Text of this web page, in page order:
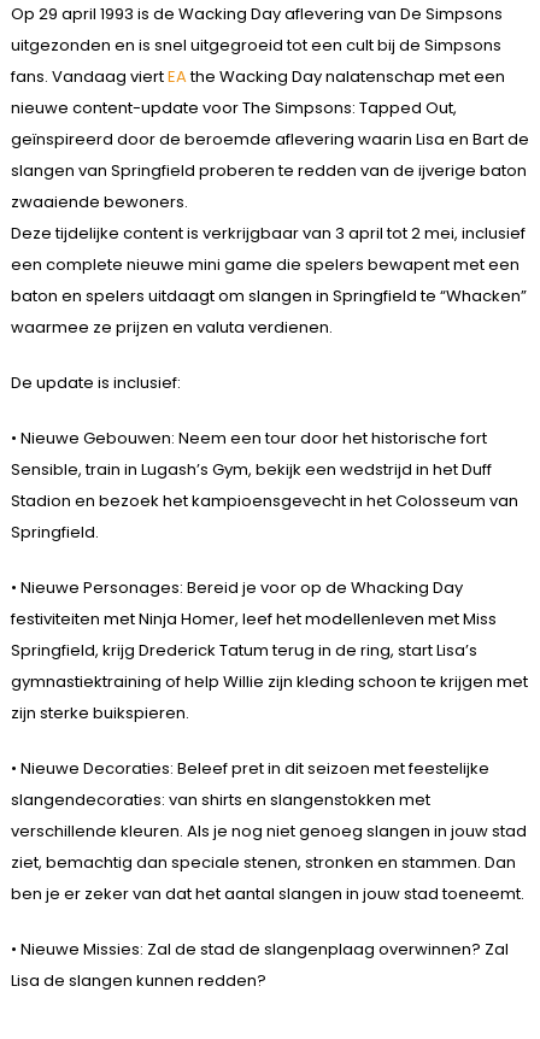
Op 29 april 1993 is de Wacking Day aflevering van De Simpsons
uitgezonden en is snel uitgegroeid tot een cult bij de Simpsons
fans. Vandaag viertEAthe Wacking Day nalatenschap met een
nieuwe content-update voor The Simpsons: Tapped Out,
geïnspireerd door de beroemde aflevering waarin Lisa en Bart de
slangen van Springfield proberen te redden van de ijverige baton
zwaaiende bewoners.
Deze tijdelijke content is verkrijgbaar van 3 april tot 2 mei, inclusief
een complete nieuwe mini game die spelers bewapent met een
baton en spelers uitdaagt om slangen in Springfield te “Whacken”
waarmee ze prijzen en valuta verdienen.
De update is inclusief:
• Nieuwe Gebouwen: Neem een tour door het historische fort
Sensible, train in Lugash’s Gym, bekijk een wedstrijd in het Duff
Stadion en bezoek het kampioensgevecht in het Colosseum van
Springfield.
• Nieuwe Personages: Bereid je voor op de Whacking Day
festiviteiten met Ninja Homer, leef het modellenleven met Miss
Springfield, krijg Drederick Tatum terug in de ring, start Lisa’s
gymnastiektraining of help Willie zijn kleding schoon te krijgen met
zijn sterke buikspieren.
• Nieuwe Decoraties: Beleef pret in dit seizoen met feestelijke
slangendecoraties: van shirts en slangenstokken met
verschillende kleuren. Als je nog niet genoeg slangen in jouw stad
ziet, bemachtig dan speciale stenen, stronken en stammen. Dan
ben je er zeker van dat het aantal slangen in jouw stad toeneemt.
• Nieuwe Missies: Zal de stad de slangenplaag overwinnen? Zal
Lisa de slangen kunnen redden?